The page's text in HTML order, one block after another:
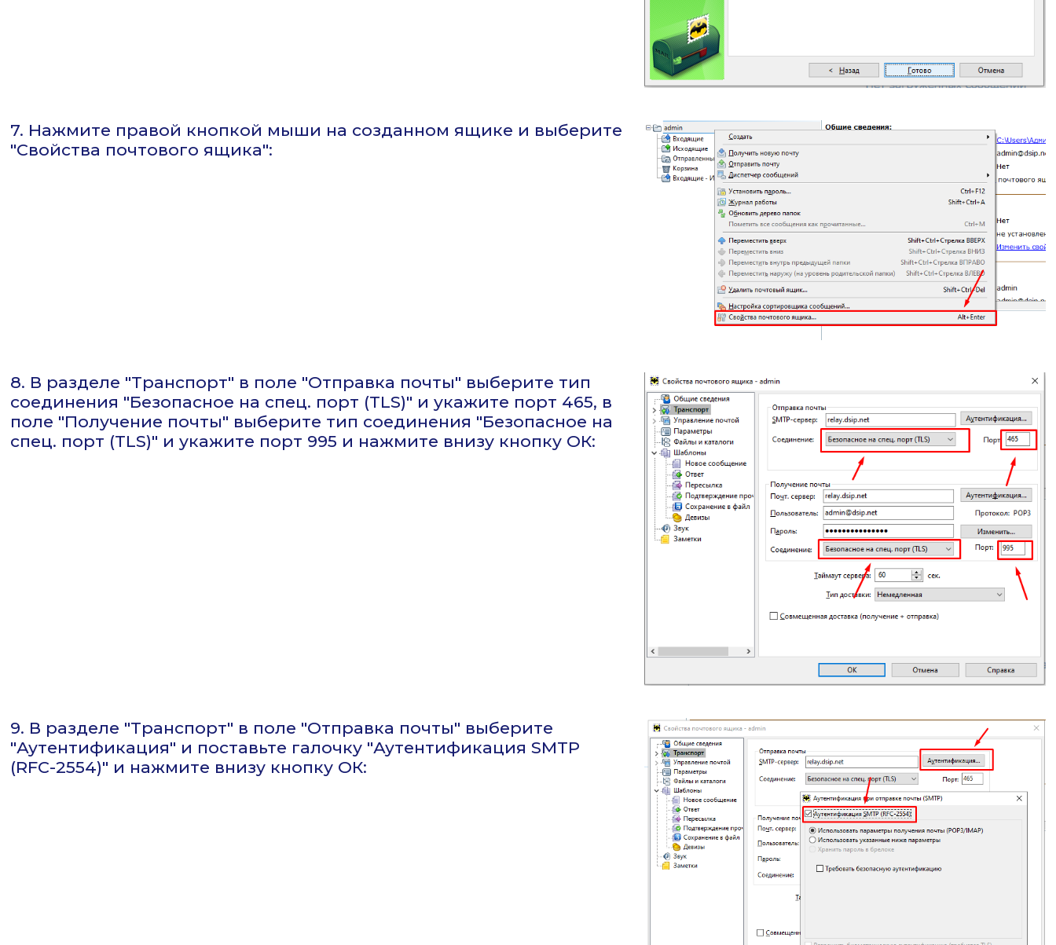
7. Нажмите правой кнопкой мыши на созданном ящике и выберите
"Свойства почтового ящика":
8. В разделе "Транспорт" в поле "Отправка почты" выберите тип
соединения "Безопасное на спец. порт (TLS)" и укажите порт 465, в
поле "Получение почты" выберите тип соединения "Безопасное на
спец. порт (TLS)" и укажите порт 995 и нажмите внизу кнопку ОК:
9. В разделе "Транспорт" в поле "Отправка почты" выберите
"Аутентификация" и поставьте галочку "Аутентификация SMTP
(RFC-2554)" и нажмите внизу кнопку ОК: